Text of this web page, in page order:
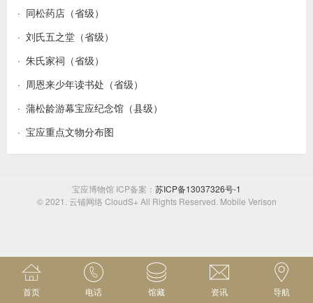
· 同松药店（省级）
· 刘氏五之堂（省级）
· 朱氏家祠（省级）
· 周恩来少年读书处（省级）
· 蒲松龄游幕宝应纪念馆（县级）
· 宝应重点文物分布图
宝应博物馆 ICP备案： 苏ICP备13037326号-1
© 2021. 云铺网络 CloudS+ All Rights Reserved. Mobile Verison
首页 电话 馆藏 资讯 导航